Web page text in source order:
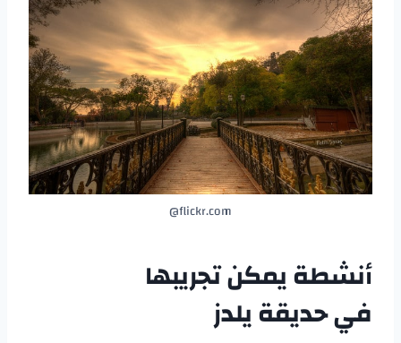
flickr.com@
أنشطة يمكن تجريبها
فيحديقة يلدز